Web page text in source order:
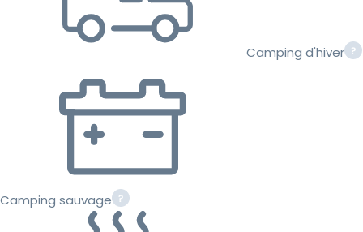
Camping d'hiver
Camping sauvage